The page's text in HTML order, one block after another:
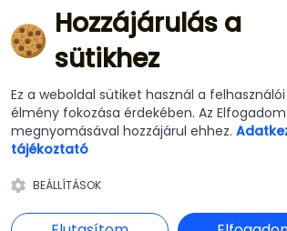
MX GYöNGY KFT. indokolatlan
KFT. pedig köteles arra, hogy az
az adatkezelésnek nincs más
vagy törlése kezdeményezhető e-
lehetőségen.
címzett panasz benyújtásának és a
történő automatikus regisztráció
Hozzájárulás a
sütikhez
Ez a weboldal sütiket használ a felhasználói
élmény fokozása érdekében. Az
megnyomásával hozzájárul ehhez.
tájékoztató
BEÁLLÍTÁSOK